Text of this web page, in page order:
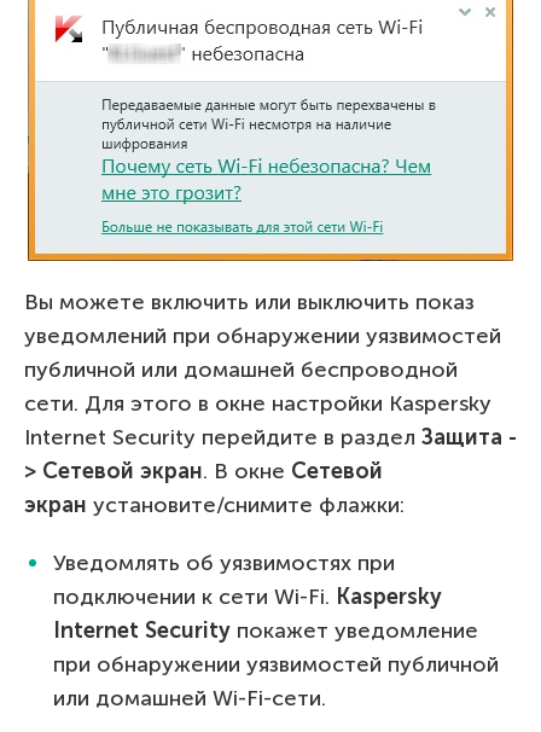
Вы можете включить или выключить показ
уведомлений при обнаружении уязвимостей
публичной или домашней беспроводной
сети. Для этого в окне настройки Kaspersky
Internet Security перейдите в раздел Защита -
> Сетевой экран. В окне Сетевой
экран установите/снимите флажки:
Уведомлять об уязвимостях при
подключении к сети Wi-Fi. Kaspersky
Internet Security покажет уведомление
при обнаружении уязвимостей публичной
или домашней Wi-Fi-сети.